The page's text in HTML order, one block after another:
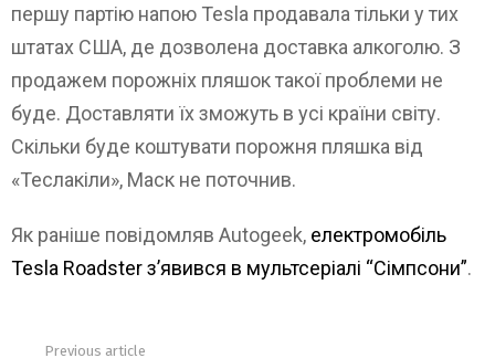
першу партію напою Tesla продавала тільки у тих
штатах США, де дозволена доставка алкоголю. З
продажем порожніх пляшок такої проблеми не
буде. Доставляти їх зможуть в усі країни світу.
Скільки буде коштувати порожня пляшка від
«Теслакіли», Маск не поточнив.
Як раніше повідомляв Autogeek, електромобіль
Tesla Roadster з’явився в мультсеріалі “Сімпсони”.
Previous article